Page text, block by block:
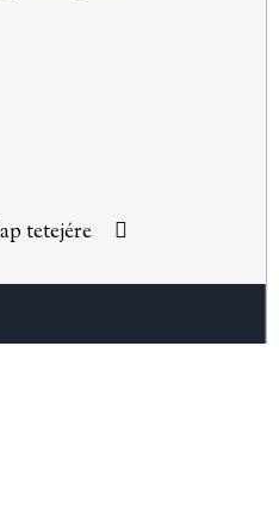
tetejére